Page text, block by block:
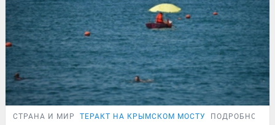
СТРАНА И МИР ТЕРАКТ НА КРЫМСКОМ МОСТУ ПОДРОБНОСТИ